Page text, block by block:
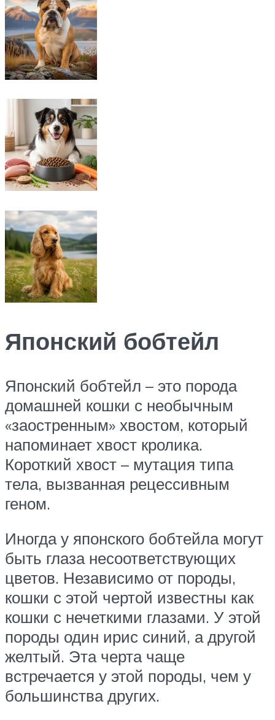
Японский бобтейл
Японский бобтейл – это порода
домашней кошки с необычным
«заостренным» хвостом, который
напоминает хвост кролика.
Короткий хвост – мутация типа
тела, вызванная рецессивным
геном.
Иногда у японского бобтейла могут
быть глаза несоответствующих
цветов. Независимо от породы,
кошки с этой чертой известны как
кошки с нечеткими глазами. У этой
породы один ирис синий, а другой
желтый. Эта черта чаще
встречается у этой породы, чем у
большинства других.